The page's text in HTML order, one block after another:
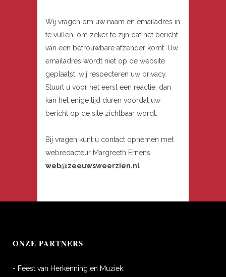
Wij vragen om uw naam en emailadres in
te vullen, om zeker te zijn dat het bericht
van een betrouwbare afzender komt. Uw
emailadres wordt niet op de website
geplaatst, wij respecteren uw privacy.
Stuurt u voor het eerst een reactie, dan
kan het enige tijd duren voordat uw
bericht op de site zichtbaar wordt.
Bij vragen kunt u contact opnemen met
webredacteur Margreeth Ernens
web@zeeuwsweerzien.nl
ONZE PARTNERS
- Feest van Herkenning en Muziek